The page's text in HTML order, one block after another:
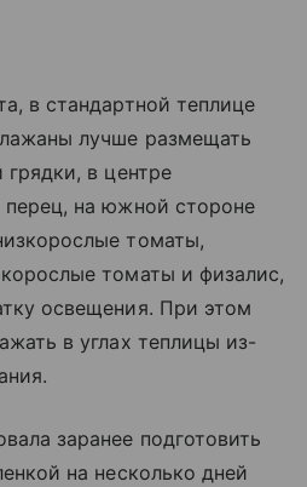
в стандартной теплице
лучше размещать
в центре
на южной стороне
томаты,
томаты и физалис,
освещения. При этом
в углах теплицы из-
заранее подготовить
на несколько дней